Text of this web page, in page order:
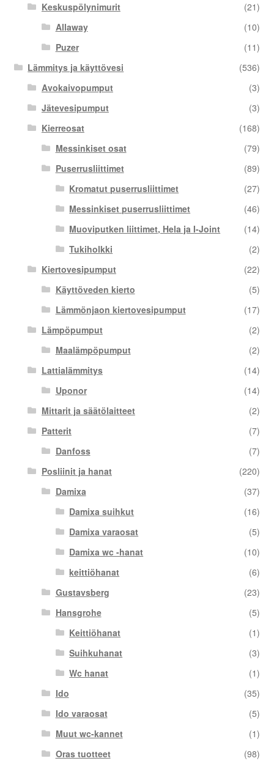
Keskuspölynimurit
(21)
Allaway
(10)
Puzer
(11)
Lämmitys ja käyttövesi
(536)
Avokaivopumput
(3)
Jätevesipumput
(3)
Kierreosat
(168)
Messinkiset osat
(79)
Puserrusliittimet
(89)
Kromatut puserrusliittimet
(27)
Messinkiset puserrusliittimet
(46)
Muoviputken liittimet, Hela ja I-Joint
(14)
Tukiholkki
(2)
Kiertovesipumput
(22)
Käyttöveden kierto
(5)
Lämmönjaon kiertovesipumput
(17)
Lämpöpumput
(2)
Maalämpöpumput
(2)
Lattialämmitys
(14)
Uponor
(14)
Mittarit ja säätölaitteet
(2)
Patterit
(7)
Danfoss
(7)
Posliinit ja hanat
(220)
Damixa
(37)
Damixa suihkut
(16)
Damixa varaosat
(5)
Damixa wc -hanat
(10)
keittiöhanat
(6)
Gustavsberg
(23)
Hansgrohe
(5)
Keittiöhanat
(1)
Suihkuhanat
(3)
Wc hanat
(1)
Ido
(35)
Ido varaosat
(5)
Muut wc-kannet
(1)
Oras tuotteet
(98)